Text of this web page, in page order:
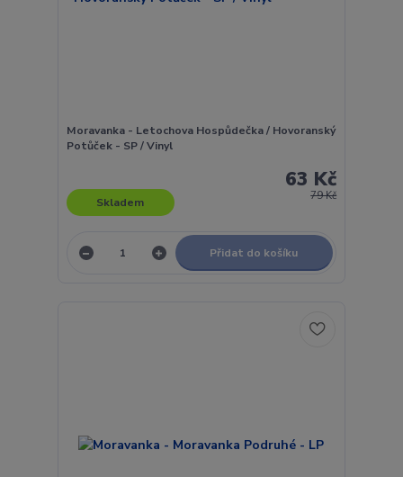
Moravanka - Letochova Hospůdečka / Hovoranský
Potůček - SP / Vinyl
79 Kč
63 Kč
Skladem
Přidat do košíku